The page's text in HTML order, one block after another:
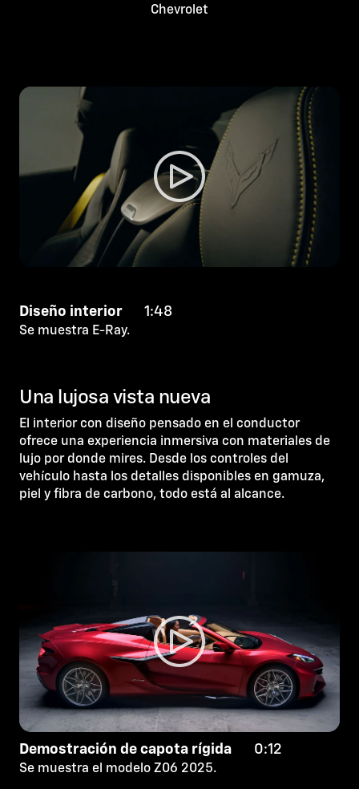
Chevrolet
Diseño interior 1:48
Se muestra E-Ray.
Una lujosa vista nueva
El interior con diseño pensado en el conductor
ofrece una experiencia inmersiva con materiales de
lujo por donde mires. Desde los controles del
vehículo hasta los detalles disponibles en gamuza,
piel y fibra de carbono, todo está al alcance.
Demostración de capota rígida 0:12
Se muestra el modelo Z06 2025.